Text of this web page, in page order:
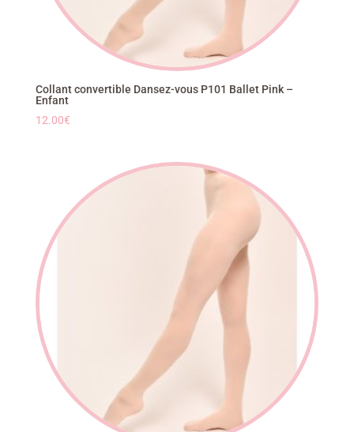
Collant convertible Dansez-vous P101 Ballet Pink –
Enfant
12.00€